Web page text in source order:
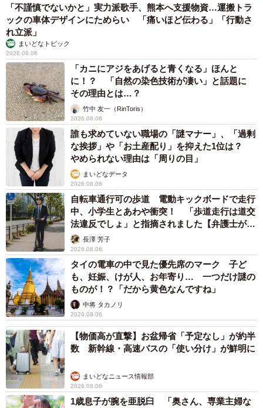
「不謹慎でないかと」実力派歌手、熊本へ支援物資…運搬トラ
ックの車体デザインにためらい 「痛いほど伝わる」「行動さ
れ立派」
まいどなトピック
2026.08.06
「カニにアジをあげると青くなる」ほんと
に！？ 「自然の染色技術が凄い」と話題に
その理由とは…？
竹中 友一（RinToris）
2026.08.06
誰も求めていない職場の「謎マナー」、「過剰
な挨拶」や「お土産配り」を抑えた1位は？
やめられない理由は「周りの目」
まいどなデータ
2026.08.06
自転車通行可の歩道 電動キックボードで走行
中、小学生とあわや衝突！ 「歩道走行は道交
法違反でしょ」と指摘されました【弁護士が解
説】長澤 芳子
2026.08.06
タイの電車の中で見た優先席のマーク 子ど
も、妊娠、けが人、お年寄り… 一つだけ謎の
ものが！？「だから黄色なんですね」
中将 タカノリ
2026.08.06
【物価高が直撃】お盆帰省「予定なし」が約半
数 新幹線・高速バスの「使い分け」が鮮明に
まいどなニュース情報部
2026.08.06
1歳息子が腕を亜脱臼 「奥さん、専業主婦な